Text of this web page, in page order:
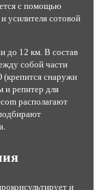
с помощью
усилителя сотовой
до 12 км. В состав
собой части
(крепится снаружи
и репитер для
располагают
и